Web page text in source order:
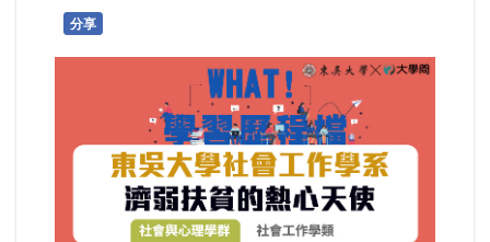
分享